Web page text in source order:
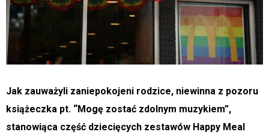
Jak zauważyli zaniepokojeni rodzice, niewinna z pozoru
książeczka pt. “Mogę zostać zdolnym muzykiem”,
stanowiąca część dziecięcych zestawów Happy Meal